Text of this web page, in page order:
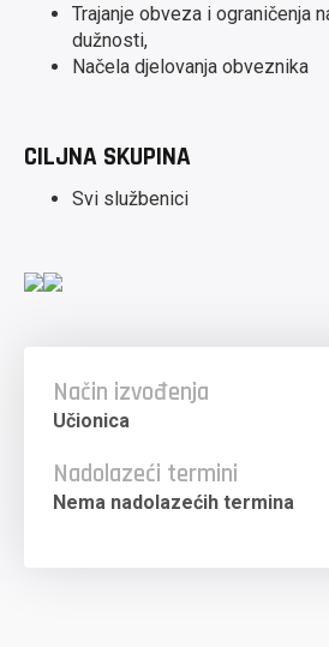
Način izvođenja
Učionica
Nadolazeći termini
Nema nadolazećih termina
Trajanje obveza i ograničenja
dužnosti,
Načela djelovanja obveznika
CILJNA SKUPINA
Svi službenici